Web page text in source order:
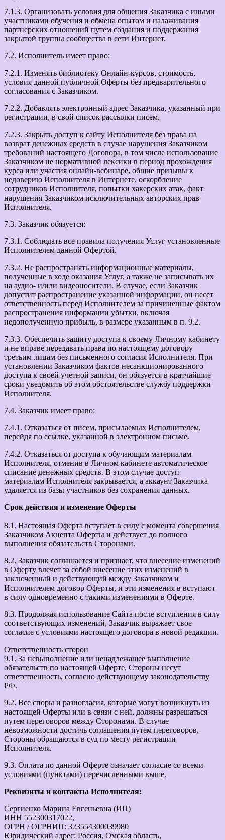
7.1.3. Организовать условия для общения Заказчика с иными
участниками обучения и обмена опытом и налаживания
партнерских отношений путем создания и поддержания
закрытой группы сообщества в сети Интернет.
7.2. Исполнитель имеет право:
7.2.1. Изменять библиотеку Онлайн-курсов, стоимость,
условия данной публичной Оферты без предварительного
согласования с Заказчиком.
7.2.2. Добавлять электронный адрес Заказчика, указанный при
регистрации, в свой список рассылки писем.
7.2.3. Закрыть доступ к сайту Исполнителя без права на
возврат денежных средств в случае нарушения Заказчиком
требований настоящего Договора, в том числе использование
Заказчиком не нормативной лексики в период прохождения
курса или участия онлайн-вебинаре, общие призывы к
недоверию Исполнителя в Интернете, оскорбление
сотрудников Исполнителя, попытки хакерских атак, факт
нарушения Заказчиком исключительных авторских прав
Исполнителя.
7.3. Заказчик обязуется:
7.3.1. Соблюдать все правила получения Услуг установленные
Исполнителем данной Офертой.
7.3.2. Не распространять информационные материалы,
полученные в ходе оказания Услуг, а также не записывать их
на аудио- и/или видеоносители. В случае, если Заказчик
допустит распространение указанной информации, он несет
ответственность перед Исполнителем за причиненные фактом
распространения информации убытки, включая
недополученную прибыль, в размере указанным в п. 9.2.
7.3.3. Обеспечить защиту доступа к своему Личному кабинету
и не вправе передавать права по настоящему договору
третьим лицам без письменного согласия Исполнителя. При
установлении Заказчиком фактов несанкционированного
доступа к своей учетной записи, он обязуется в кратчайшие
сроки уведомить об этом обстоятельстве службу поддержки
Исполнителя.
7.4. Заказчик имеет право:
7.4.1. Отказаться от писем, присылаемых Исполнителем,
перейдя по ссылке, указанной в электронном письме.
7.4.2. Отказаться от доступа к обучающим материалам
Исполнителя, отменив в Личном кабинете автоматическое
списание денежных средств. В этом случае доступ
материалам Исполнителя закрывается, а аккаунт Заказчика
удаляется из базы участников без сохранения данных.
Срок действия и изменение Оферты
8.1. Настоящая Оферта вступает в силу с момента совершения
Заказчиком Акцепта Оферты и действует до полного
выполнения обязательств Сторонами.
8.2. Заказчик соглашается и признает, что внесение изменений
в Оферту влечет за собой внесение этих изменений в
заключенный и действующий между Заказчиком и
Исполнителем договор Оферты, и эти изменения в вступают
в силу одновременно с такими изменениями в Оферте.
8.3. Продолжая использование Сайта после вступления в силу
соответствующих изменений, Заказчик выражает свое
согласие с условиями настоящего договора в новой редакции.
Ответственность сторон
9.1. За невыполнение или ненадлежащее выполнение
обязательств по настоящей Оферте, Стороны несут
ответственность, согласно действующему законодательству
РФ.
9.2. Все споры и разногласия, которые могут возникнуть из
настоящей Оферты или в связи с ней, должны разрешаться
путем переговоров между Сторонами. В случае
невозможности достичь соглашения путем переговоров,
Стороны обращаются в суд по месту регистрации
Исполнителя.
9.3. Оплата по данной Оферте означает согласие со всеми
условиями (пунктами) перечисленными выше.
Реквизиты и контакты Исполнителя:
Сергиенко Марина Евгеньевна (ИП)
ИНН 552300317022,
ОГРН / ОГРНИП: 323554300039980
Юридический адрес: Россия, Омская область,